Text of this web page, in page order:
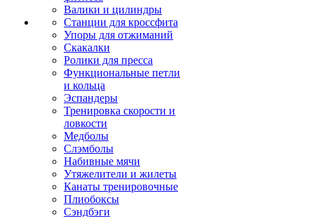
Валики и цилиндры
Станции для кроссфита
Упоры для отжиманий
Скакалки
Ролики для пресса
Функциональные петли
и кольца
Эспандеры
Тренировка скорости и
ловкости
Медболы
Слэмболы
Набивные мячи
Утяжелители и жилеты
Канаты тренировочные
Плиобоксы
Сэндбэги